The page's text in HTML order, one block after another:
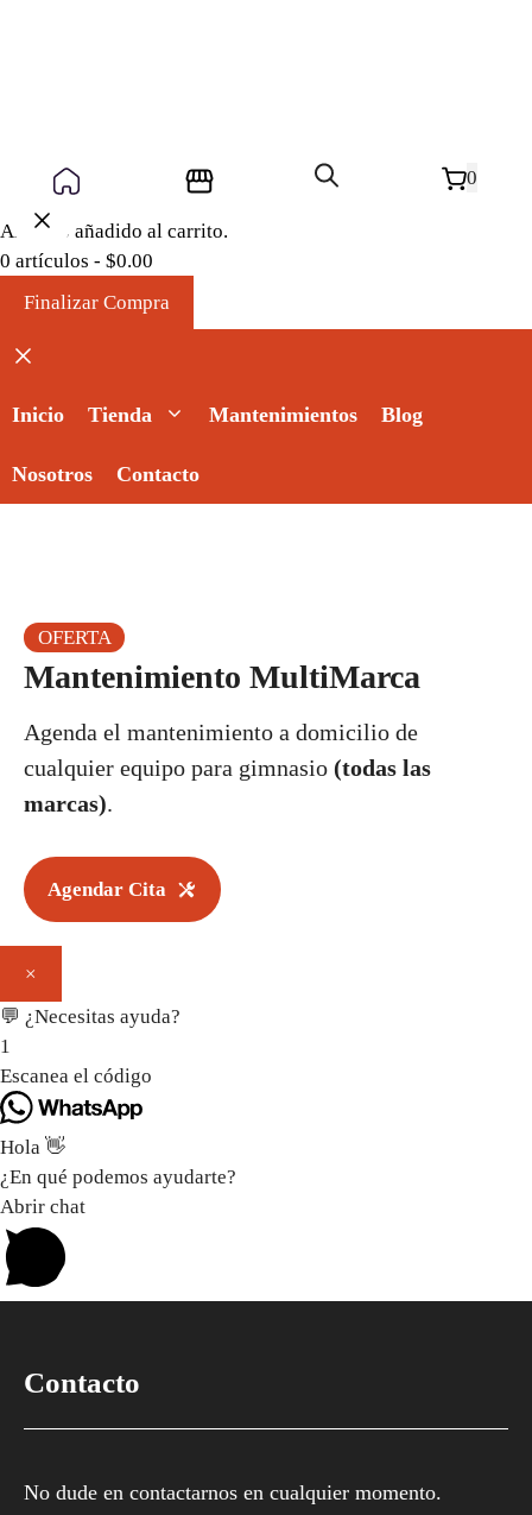
0
Artículo añadido al carrito.
0 artículos - $0.00
Finalizar Compra
Inicio Tienda Mantenimientos Blog
Nosotros Contacto
OFERTA
Mantenimiento MultiMarca
Agenda el mantenimiento a domicilio de
cualquier equipo para gimnasio (todas las
marcas).
Agendar Cita
×
💬 ¿Necesitas ayuda?
1
Escanea el código
Hola 👋
¿En qué podemos ayudarte?
Abrir chat
Contacto
No dude en contactarnos en cualquier momento.